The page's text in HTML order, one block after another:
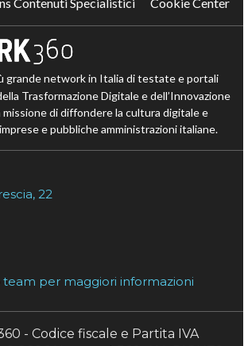
grande network in Italia di testate e portali
Trasformazione Digitale e dell’Innovazione
missione di diffondere la cultura digitale e
e pubbliche amministrazioni italiane.
22
per maggiori informazioni
- Codice fiscale e Partita IVA